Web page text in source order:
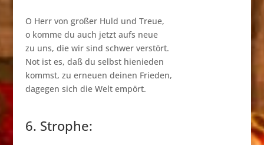
O Herr von großer Huld und Treue,
o komme du auch jetzt aufs neue
zu uns, die wir sind schwer verstört.
Not ist es, daß du selbst hienieden
kommst, zu erneuen deinen Frieden,
dagegen sich die Welt empört.
6. Strophe: